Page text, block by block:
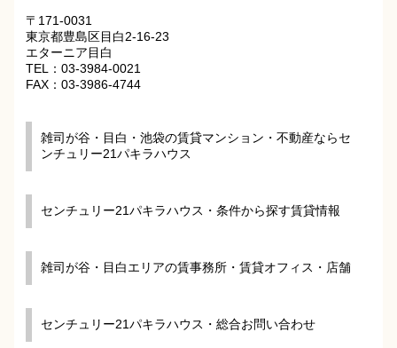
〒171-0031
東京都豊島区目白2-16-23
エターニア目白
TEL：03-3984-0021
FAX：03-3986-4744
雑司が谷・目白・池袋の賃貸マンション・不動産ならセ
ンチュリー21パキラハウス
センチュリー21パキラハウス・条件から探す賃貸情報
雑司が谷・目白エリアの賃事務所・賃貸オフィス・店舗
センチュリー21パキラハウス・総合お問い合わせ